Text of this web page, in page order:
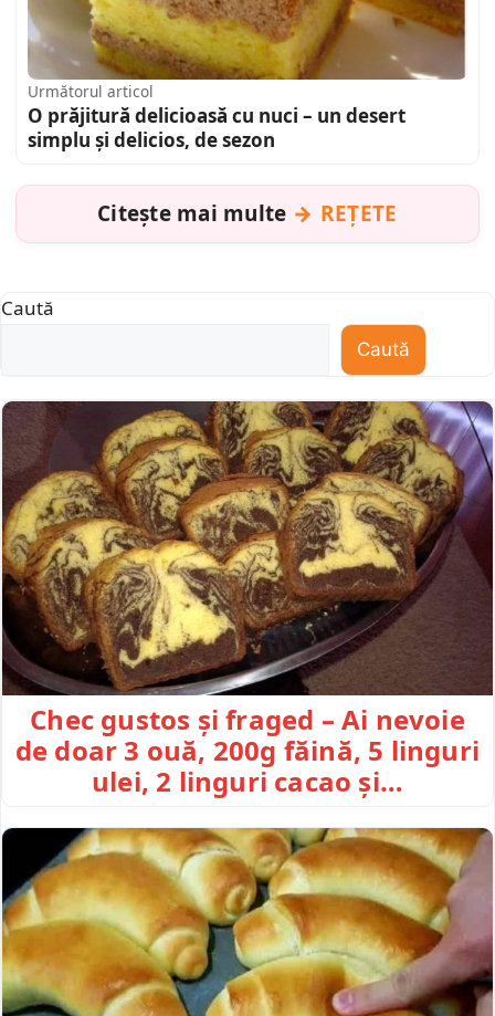
Următorul articol
O prăjitură delicioasă cu nuci – un desert
simplu și delicios, de sezon
Citește mai multe REȚETE
Caută
Caută
Chec gustos și fraged – Ai nevoie
de doar 3 ouă, 200g făină, 5 linguri
ulei, 2 linguri cacao și…